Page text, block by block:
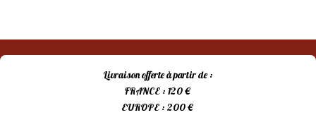
Livraison offerte à partir de :
FRANCE : 120 €
EUROPE : 200 €